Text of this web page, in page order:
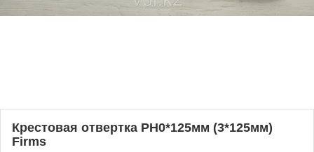
Крестовая отвертка PH0*125мм (3*125мм)
Firms